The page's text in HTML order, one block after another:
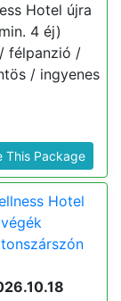
Hotel újra
4 éj)
félpanzió /
/ ingyenes
This Package
Hotel